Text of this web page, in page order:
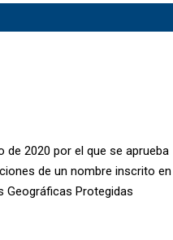
de 2020 por el que se aprueba
de un nombre inscrito en
Geográficas Protegidas